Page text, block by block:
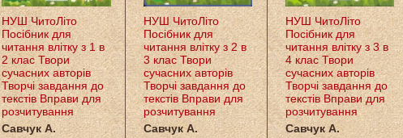
НУШ ЧитоЛіто
Посібник для
читання влітку з 1 в
2 клас Твори
сучасних авторів
Творчі завдання до
текстів Вправи для
розчитування
Савчук А.
НУШ ЧитоЛіто
Посібник для
читання влітку з 2 в
3 клас Твори
сучасних авторів
Творчі завдання до
текстів Вправи для
розчитування
Савчук А.
НУШ ЧитоЛіто
Посібник для
читання влітку з 3 в
4 клас Твори
сучасних авторів
Творчі завдання до
текстів Вправи для
розчитування
Савчук А.